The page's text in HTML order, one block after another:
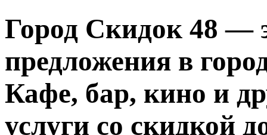
Город Скидок 48 —
предложения в
Кафе, бар, кино и
услуги со скидкой